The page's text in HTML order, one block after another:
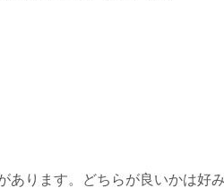
ります。どちらが良いかは好み